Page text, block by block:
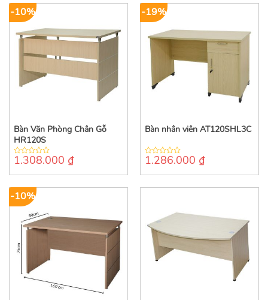
-10%
Bàn Văn Phòng Chân Gỗ
HR120S
0
of
1.308.000 ₫
-19%
Bàn nhân viên AT120SHL3C
0
of
1.286.000 ₫
-10%